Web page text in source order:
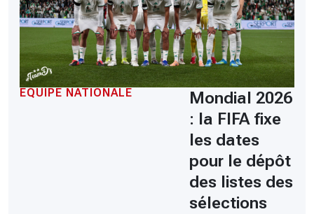
EQUIPE NATIONALE
Mondial 2026
: la FIFA fixe
les dates
pour le dépôt
des listes des
sélections